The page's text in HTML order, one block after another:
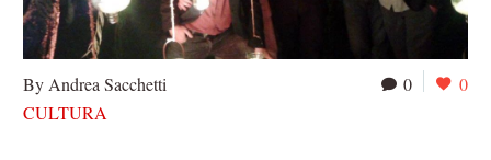
0 0
By Andrea Sacchetti
CULTURA